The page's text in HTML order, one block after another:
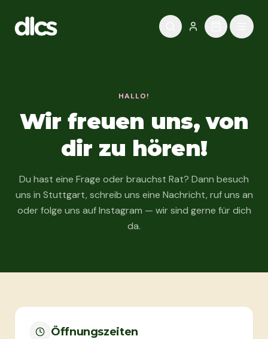
HALLO!
Wir freuen uns, von
dir zu hören!
Du hast eine Frage oder brauchst Rat? Dann besuch
uns in Stuttgart, schreib uns eine Nachricht, ruf uns an
oder folge uns auf Instagram — wir sind gerne für dich
da.
Öffnungszeiten